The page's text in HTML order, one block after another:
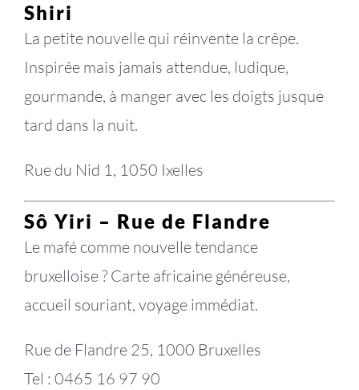
Shiri
La petite nouvelle qui réinvente la crêpe.
Inspirée mais jamais attendue, ludique,
gourmande, à manger avec les doigts jusque
tard dans la nuit.
Rue du Nid 1, 1050 Ixelles
Sô Yiri – Rue de Flandre
Le mafé comme nouvelle tendance
bruxelloise ? Carte africaine généreuse,
accueil souriant, voyage immédiat.
Rue de Flandre 25, 1000 Bruxelles
Tel : 0465 16 97 90